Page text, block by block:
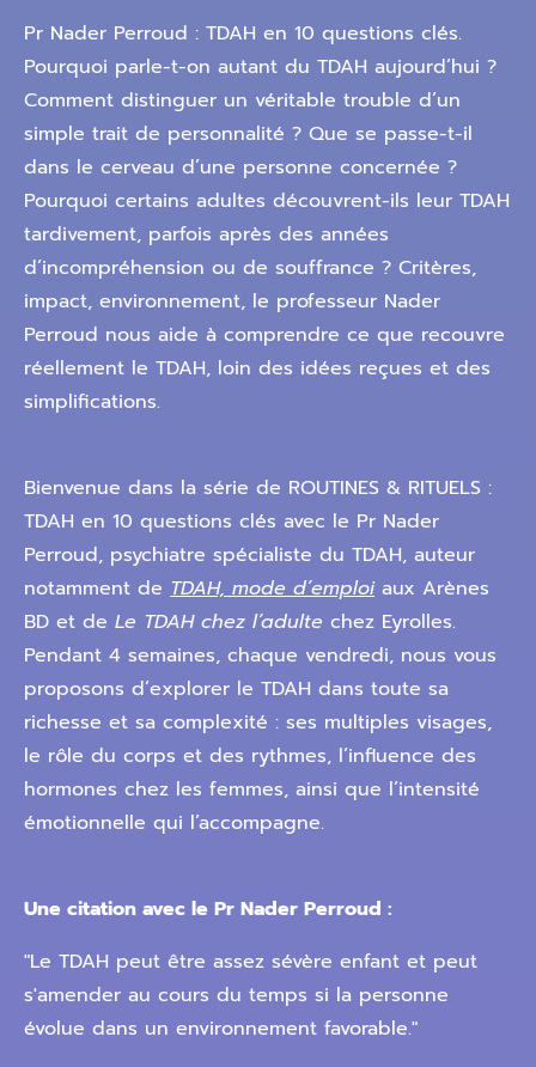
Pr Nader Perroud : TDAH en 10 questions clés.
Pourquoi parle-t-on autant du TDAH aujourd’hui ?
Comment distinguer un véritable trouble d’un
simple trait de personnalité ? Que se passe-t-il
dans le cerveau d’une personne concernée ?
Pourquoi certains adultes découvrent-ils leur TDAH
tardivement, parfois après des années
d’incompréhension ou de souffrance ? Critères,
impact, environnement, le professeur Nader
Perroud nous aide à comprendre ce que recouvre
réellement le TDAH, loin des idées reçues et des
simplifications.
Bienvenue dans la série de ROUTINES & RITUELS :
TDAH en 10 questions clés avec le Pr Nader
Perroud, psychiatre spécialiste du TDAH, auteur
notamment de TDAH, mode d’emploiaux Arènes
BD et de Le TDAH chez l’adulte chez Eyrolles.
Pendant 4 semaines, chaque vendredi, nous vous
proposons d’explorer le TDAH dans toute sa
richesse et sa complexité : ses multiples visages,
le rôle du corps et des rythmes, l’influence des
hormones chez les femmes, ainsi que l’intensité
émotionnelle qui l’accompagne.
Une citation avec le Pr Nader Perroud :
"Le TDAH peut être assez sévère enfant et peut
s'amender au cours du temps si la personne
évolue dans un environnement favorable."